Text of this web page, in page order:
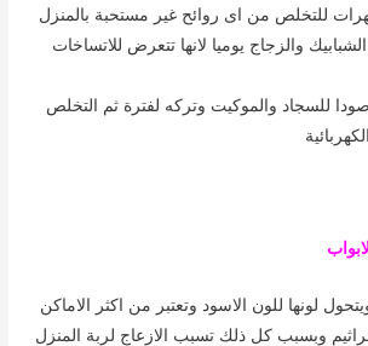
للتخلص من اى روائح غير مستحبة بالمنزل
والزجاج يوميا لانها تتعرض للاتساخات
صودا للسجاد والموكيت وتركه لفترة ثم التخلص
لونها للون الاسود وتعتبر من اكثر الاماكن
وبسبب كل ذلك تسبب الازعاج لربة المنزل